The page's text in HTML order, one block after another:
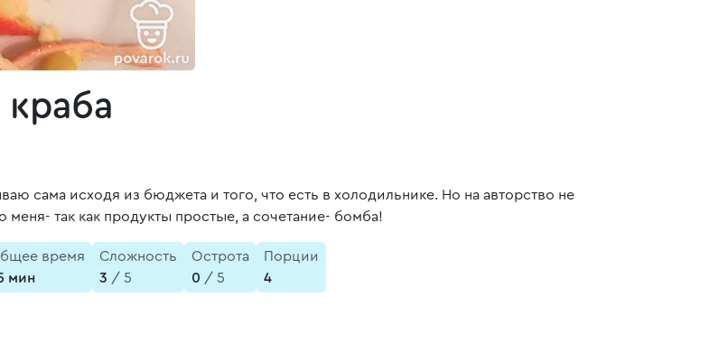
сама исходя из бюджета и того, что есть в холодильнике. Но на авторство не
так как продукты простые, а сочетание- бомба!
время
мин
Сложность
3 / 5
Острота
0 / 5
Порции
4